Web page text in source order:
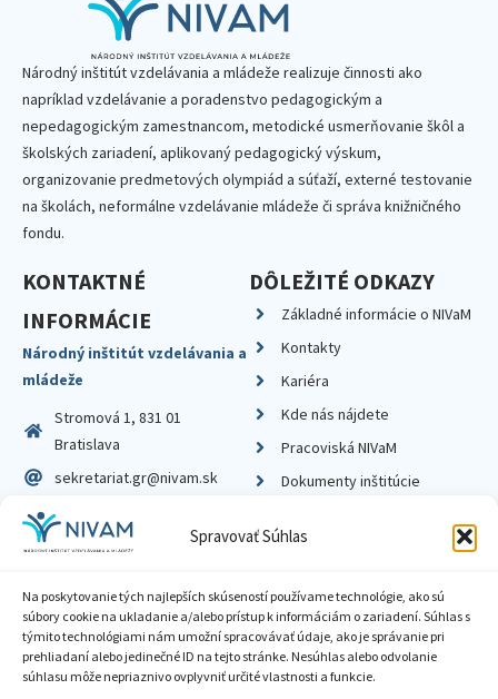
Spravovať Súhlas
Na poskytovanie tých najlepších skúseností používame technológie, ako sú
súbory cookie na ukladanie a/alebo prístup k informáciám o zariadení. Súhlas s
týmito technológiami nám umožní spracovávať údaje, ako je správanie pri
prehliadaní alebo jedinečné ID na tejto stránke. Nesúhlas alebo odvolanie
súhlasu môže nepriaznivo ovplyvniť určité vlastnosti a funkcie.
Národný inštitút vzdelávania a mládeže realizuje činnosti ako
napríklad vzdelávanie a poradenstvo pedagogickým a
nepedagogickým zamestnancom, metodické usmerňovanie škôl a
školských zariadení, aplikovaný pedagogický výskum,
organizovanie predmetových olympiád a súťaží, externé testovanie
na školách, neformálne vzdelávanie mládeže či správa knižničného
fondu.
KONTAKTNÉ
INFORMÁCIE
Národný inštitút vzdelávania a
mládeže
Stromová 1, 831 01
Bratislava
sekretariat.gr@nivam.sk
IČO: 00164348
DIČ: 2020798714
DÔLEŽITÉ ODKAZY
Základné informácie o NIVaM
Kontakty
Kariéra
Kde nás nájdete
Pracoviská NIVaM
Dokumenty inštitúcie
Zásady ochrany súkromia